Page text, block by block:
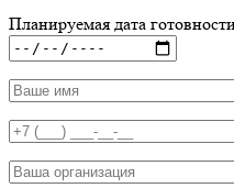
Планируемая дата